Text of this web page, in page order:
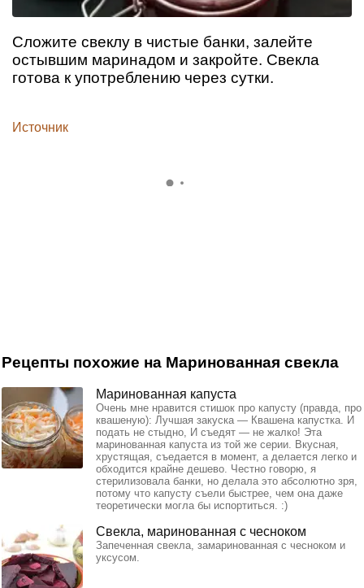
Сложите свеклу в чистые банки, залейте
остывшим маринадом и закройте. Свекла
готова к употреблению через сутки.
Источник
Рецепты похожие на Маринованная свекла
Маринованная капуста
Очень мне нравится стишок про капусту (правда, про
квашеную): Лучшая закуска — Квашена капустка. И
подать не стыдно, И съедят — не жалко! Эта
маринованная капуста из той же серии. Вкусная,
хрустящая, съедается в момент, а делается легко и
обходится крайне дешево. Честно говорю, я
стерилизовала банки, но делала это абсолютно зря,
потому что капусту съели быстрее, чем она даже
теоретически могла бы испортиться. :)
Свекла, маринованная с чесноком
Запеченная свекла, замаринованная с чесноком и
уксусом.